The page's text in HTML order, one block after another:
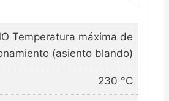
Temperatura máxima de
(asiento blando)
230 °C